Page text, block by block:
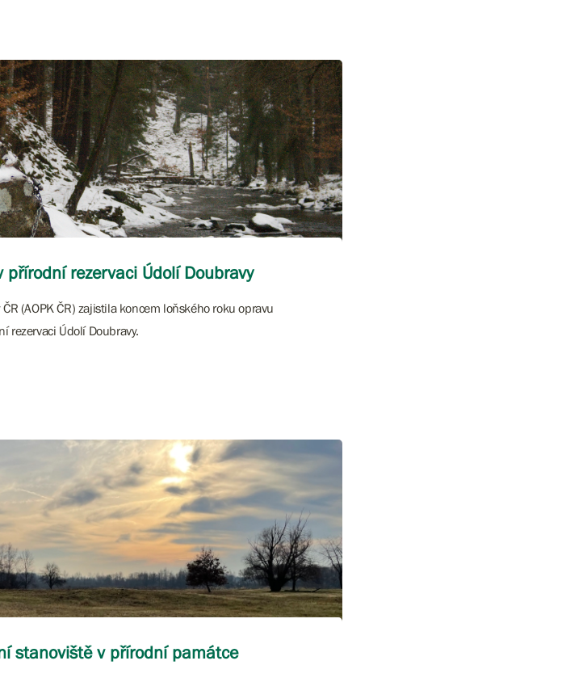
přírodní rezervaci Údolí Doubravy
(AOPK ČR) zajistila koncem loňského roku opravu
rezervaci Údolí Doubravy.
stanoviště v přírodní památce